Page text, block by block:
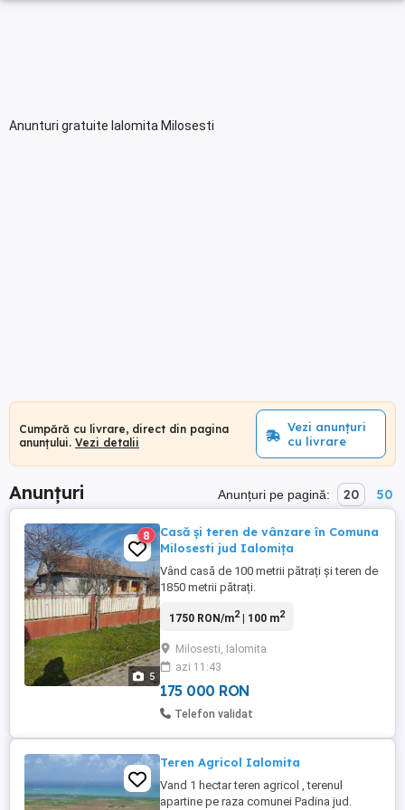
Anunturi gratuite Ialomita Milosesti
Cumpără cu livrare, direct din pagina
anunțului. Vezi detalii
Vezi anunțuri
cu livrare
Anunțuri Anunțuri pe pagină: 20 50
5
8
Casă și teren de vânzare în Comuna
Milosesti jud Ialomița
Vând casă de 100 metrii pătrați și teren de
1850 metrii pătrați.
1750 RON/m2| 100 m2
Milosesti, Ialomita
azi 11:43
175 000 RON
Telefon validat
Teren Agricol Ialomita
Vand 1 hectar teren agricol , terenul
apartine pe raza comunei Padina jud.